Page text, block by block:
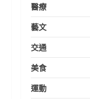
醫療
藝文
交通
美食
運動